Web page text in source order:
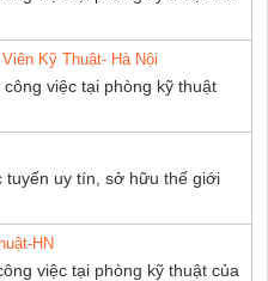
Kỹ Thuật- Hà Nội
việc tại phòng kỹ thuật
tuyến uy tín, sở hữu thế giới
HN
việc tại phòng kỹ thuật của